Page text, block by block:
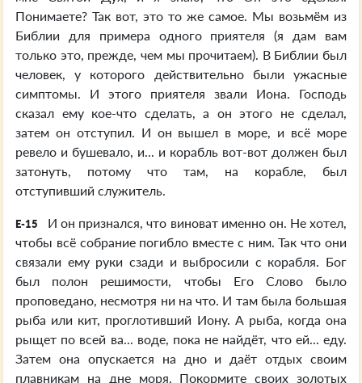
Понимаете? Так вот, это то же самое. Мы возьмём из
Библии для примера одного приятеля (я дам вам
только это, прежде, чем мы прочитаем). В Библии был
человек, у которого действительно были ужасные
симптомы. И этого приятеля звали Иона. Господь
сказал ему кое-что сделать, а он этого не сделал,
затем он отступил. И он вышел в море, и всё море
ревело и бушевало, и... и корабль вот-вот должен был
затонуть, потому что там, на корабле, был
отступивший служитель.
E-15
И он признался, что виноват именно он. Не хотел,
чтобы всё собрание погибло вместе с ним. Так что они
связали ему руки сзади и выбросили с корабля. Бог
был полон решимости, чтобы Его Слово было
проповедано, несмотря ни на что. И там была большая
рыба или кит, проглотивший Иону. А рыба, когда она
рыщет по всей ва... воде, пока не найдёт, что ей... еду.
Затем она опускается на дно и даёт отдых своим
плавникам на дне моря. Покормите своих золотых